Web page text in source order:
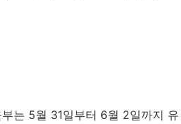
는 5월 31일부터 6월 2일까지 유